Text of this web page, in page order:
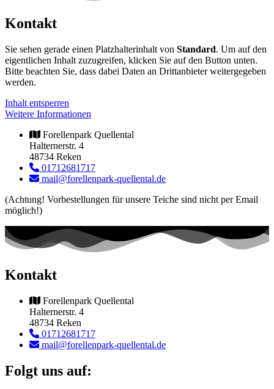
Kontakt
Sie sehen gerade einen Platzhalterinhalt von Standard. Um auf den
eigentlichen Inhalt zuzugreifen, klicken Sie auf den Button unten.
Bitte beachten Sie, dass dabei Daten an Drittanbieter weitergegeben
werden.
Inhalt entsperren
Weitere Informationen
Forellenpark Quellental
Halternerstr. 4
48734 Reken
01712681717
mail@forellenpark-quellental.de
(Achtung! Vorbestellungen für unsere Teiche sind nicht per Email
möglich!)
Kontakt
Forellenpark Quellental
Halternerstr. 4
48734 Reken
01712681717
mail@forellenpark-quellental.de
Folgt uns auf: